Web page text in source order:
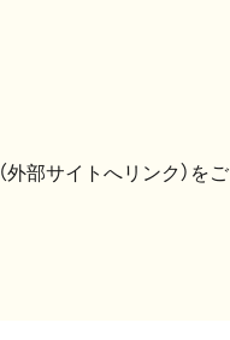
（外部サイトへリンク）をご